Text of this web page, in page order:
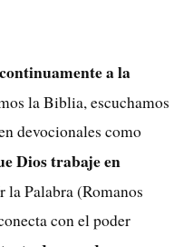
a la
la Biblia, escuchamos
devocionales como
Dios trabaje en
la Palabra (Romanos
con el poder